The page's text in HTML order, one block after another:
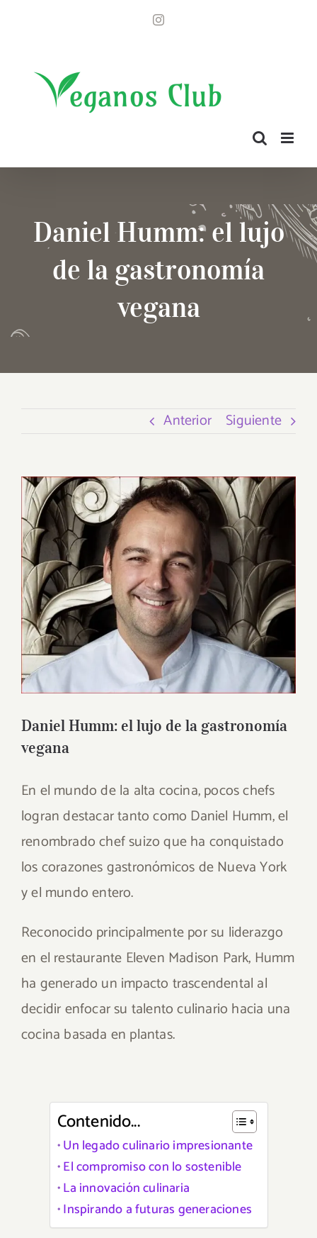
Instagram
Daniel Humm: el lujo
de la gastronomía
vegana
Anterior Siguiente
Daniel Humm: el lujo de la gastronomía
vegana
En el mundo de la alta cocina, pocos chefs
logran destacar tanto como Daniel Humm, el
renombrado chef suizo que ha conquistado
los corazones gastronómicos de Nueva York
y el mundo entero.
Reconocido principalmente por su liderazgo
en el restaurante Eleven Madison Park, Humm
ha generado un impacto trascendental al
decidir enfocar su talento culinario hacia una
cocina basada en plantas.
Contenido...
Un legado culinario impresionante
El compromiso con lo sostenible
La innovación culinaria
Inspirando a futuras generaciones